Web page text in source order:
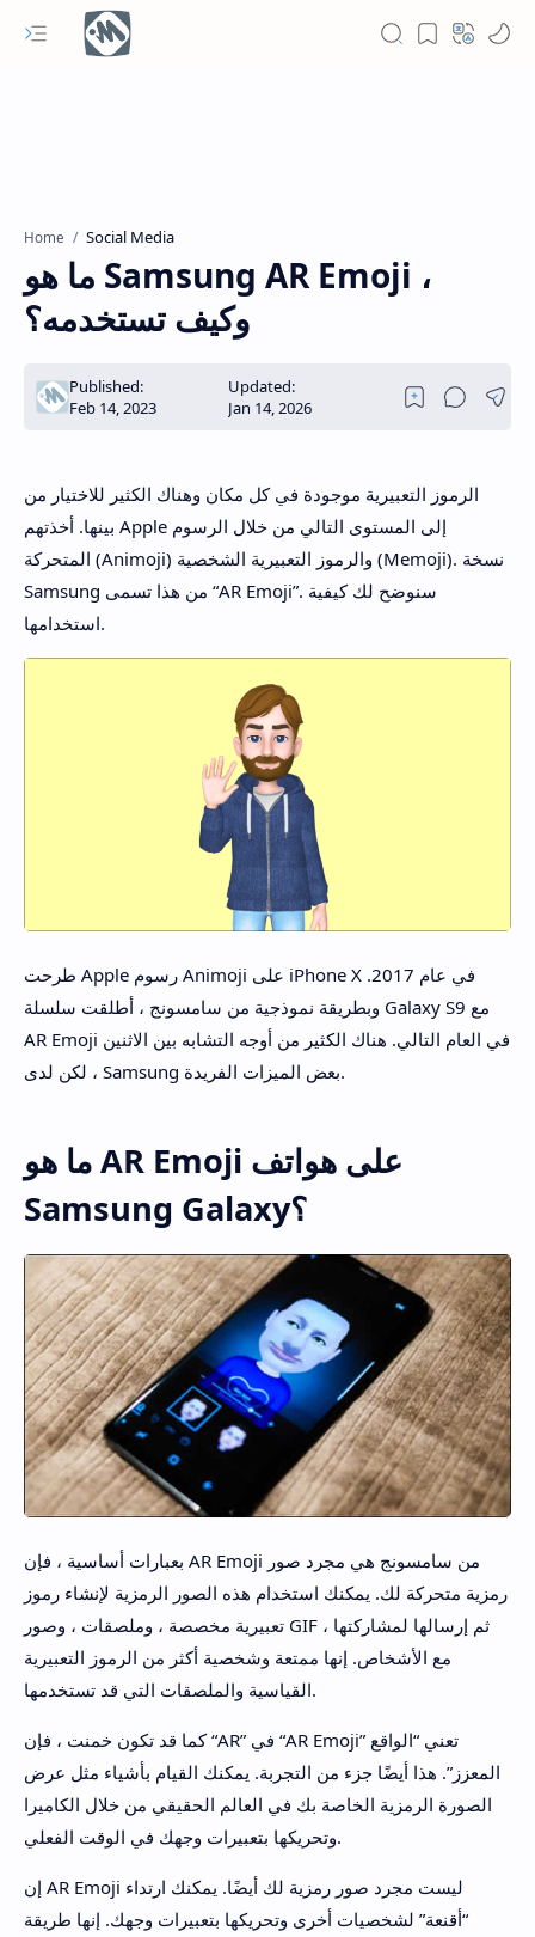
Home Social Media
ما هو Samsung AR Emoji ،
وكيف تستخدمه؟
الرموز التعبيرية موجودة في كل مكان وهناك الكثير للاختيار من
بينها. أخذتهم Apple إلى المستوى التالي من خلال الرسوم
المتحركة (Animoji) والرموز التعبيرية الشخصية (Memoji). نسخة
Samsung من هذا تسمى “AR Emoji”. سنوضح لك كيفية
استخدامها.
طرحت Apple رسوم Animoji على iPhone X في عام 2017.
وبطريقة نموذجية من سامسونج ، أطلقت سلسلة Galaxy S9 مع
AR Emoji في العام التالي. هناك الكثير من أوجه التشابه بين الاثنين
، لكن لدى Samsung بعض الميزات الفريدة.
ما هو AR Emoji على هواتف
Samsung Galaxy؟
بعبارات أساسية ، فإن AR Emoji من سامسونج هي مجرد صور
رمزية متحركة لك. يمكنك استخدام هذه الصور الرمزية لإنشاء رموز
تعبيرية مخصصة ، وملصقات ، وصور GIF ، ثم إرسالها لمشاركتها
مع الأشخاص. إنها ممتعة وشخصية أكثر من الرموز التعبيرية
القياسية والملصقات التي قد تستخدمها.
كما قد تكون خمنت ، فإن “AR” في “AR Emoji” تعني “الواقع
المعزز”. هذا أيضًا جزء من التجربة. يمكنك القيام بأشياء مثل عرض
الصورة الرمزية الخاصة بك في العالم الحقيقي من خلال الكاميرا
وتحريكها بتعبيرات وجهك في الوقت الفعلي.
إن AR Emoji ليست مجرد صور رمزية لك أيضًا. يمكنك ارتداء
“أقنعة” لشخصيات أخرى وتحريكها بتعبيرات وجهك. إنها طريقة